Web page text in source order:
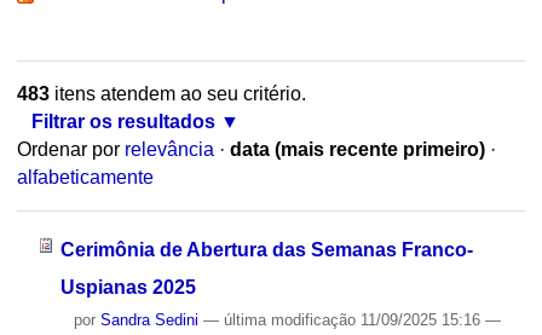
483itens atendem ao seu critério.
Filtrar os resultados
Ordenar por relevância · data (mais recente primeiro) ·
alfabeticamente
Cerimônia de Abertura das Semanas Franco-
Uspianas 2025
por Sandra Sedini — última modificação11/09/2025 15:16 —